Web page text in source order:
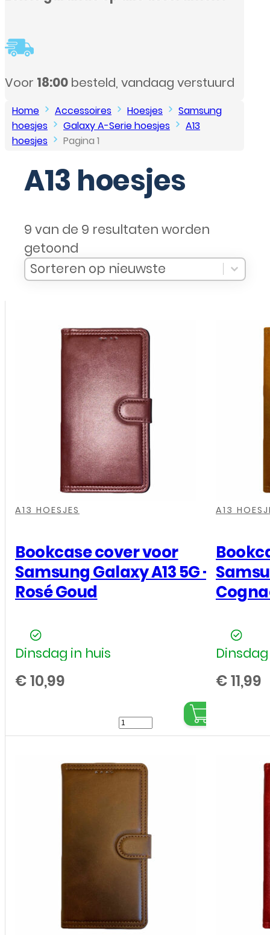
Home Accessoires Hoesjes
Samsung
hoesjes
Galaxy A-Serie hoesjes
A13
hoesjes
Pagina 1
A13 hoesjes
9 van de 9 resultaten worden
getoond
Sort Products
Sort content
Sorteren op nieuwste
Sort content
A13 HOESJES
Bookcase cover voor
Samsung Galaxy A13 5G –
Rosé Goud
Dinsdag in huis
€10,99
Bookcase
cover
Samsung
Galaxy
5G
-
Rosé
Goud
aantal
A13
€11,99